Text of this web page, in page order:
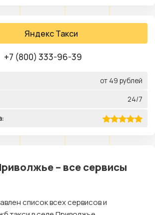
Яндекс Такси
+7 (800) 333-96-39
от 49 рублей
24/7
– все сервисы
список всех сервисов и